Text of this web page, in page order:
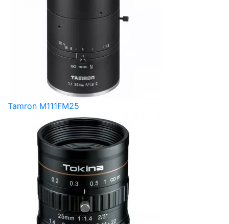
Tamron M111FM25